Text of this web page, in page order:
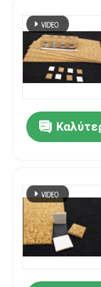
Προϊόντα
Σχετικά με